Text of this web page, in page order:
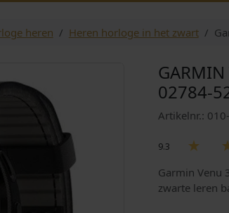
heren Heren horloge in het zwart
02784-
Artikelnr.:
9.3
Garmin Venu
zwarte leren